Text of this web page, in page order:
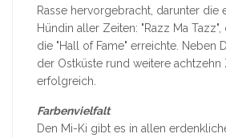
Rasse hervorgebracht, darunter die
Hündin aller Zeiten: "Razz Ma
die "Hall of Fame" erreichte. Neben
der Ostküste rund weitere achtzehn
erfolgreich.
Farbenvielfalt
Den Mi-Ki gibt es in allen